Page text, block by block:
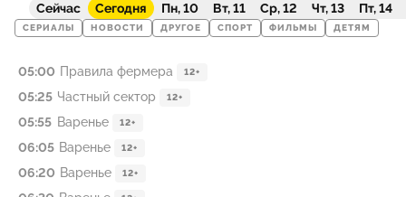
Сейчас Сегодня Пн, 10 Вт, 11 Ср, 12 Чт, 13 Пт, 14
СЕРИАЛЫ НОВОСТИ ДРУГОЕ СПОРТ ФИЛЬМЫ ДЕТЯМ
05:00 Правила фермера 12+
05:25 Частный сeктoр 12+
05:55 Варенье 12+
06:05 Варенье 12+
06:20 Варенье 12+